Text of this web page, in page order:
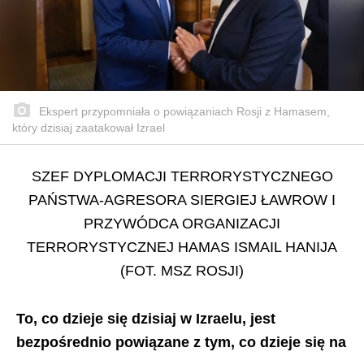
Ekspert przypomniała o powiązaniach Rosji z Hamasem,
który dzisiaj zaatakował Izrael
SZEF DYPLOMACJI TERRORYSTYCZNEGO
PAŃSTWA-AGRESORA SIERGIEJ ŁAWROW I
PRZYWÓDCA ORGANIZACJI
TERRORYSTYCZNEJ HAMAS ISMAIL HANIJA
(FOT. MSZ ROSJI)
To, co dzieje się dzisiaj w Izraelu, jest
bezpośrednio powiązane z tym, co dzieje się na